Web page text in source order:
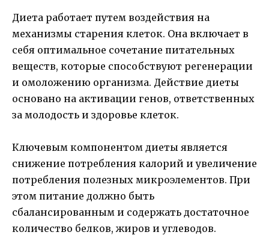
Диета работает путем воздействия на
механизмы старения клеток. Она включает в
себя оптимальное сочетание питательных
веществ, которые способствуют регенерации
и омоложению организма. Действие диеты
основано на активации генов, ответственных
за молодость и здоровье клеток.
Ключевым компонентом диеты является
снижение потребления калорий и увеличение
потребления полезных микроэлементов. При
этом питание должно быть
сбалансированным и содержать достаточное
количество белков, жиров и углеводов.